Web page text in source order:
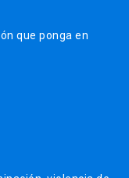
que ponga en